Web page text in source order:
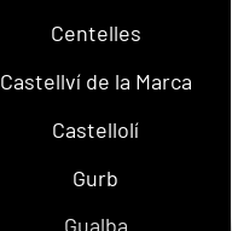
Centelles
Castellví de la Marca
Castellolí
Gurb
Gualba